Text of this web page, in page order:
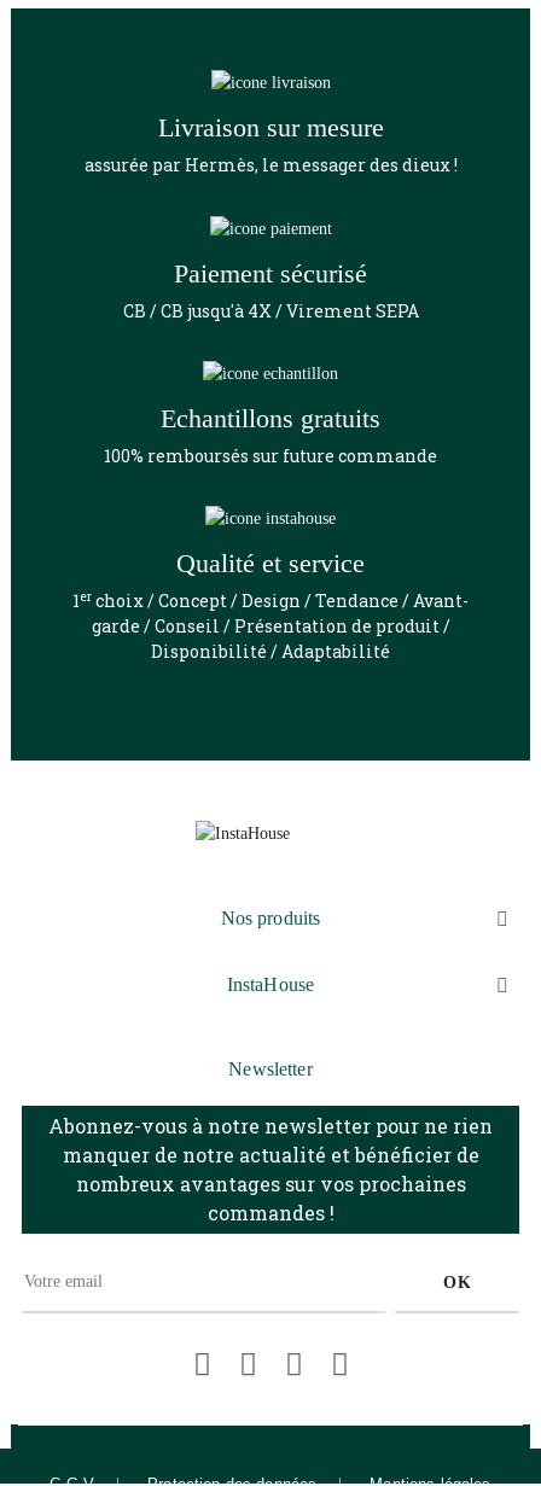
Livraison sur mesure
assurée par Hermès, le messager des dieux !
Paiement sécurisé
CB / CB jusqu'à 4X / Virement SEPA
Echantillons gratuits
100% remboursés sur future commande
Qualité et service
1er choix / Concept / Design / Tendance / Avant-
garde / Conseil / Présentation de produit /
Disponibilité / Adaptabilité
Nos produits 
InstaHouse 
Newsletter
Abonnez-vous à notre newsletter pour ne rien
manquer de notre actualité et bénéficier de
nombreux avantages sur vos prochaines
commandes !
OK